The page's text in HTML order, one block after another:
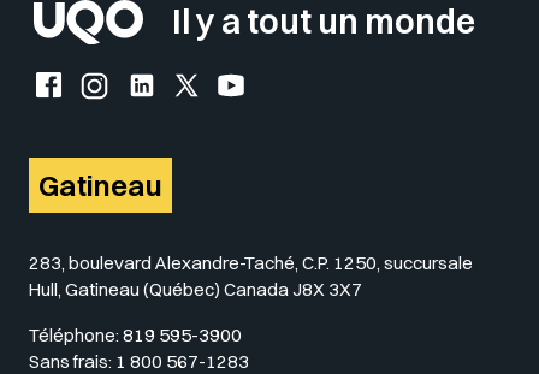
Il y a tout un monde
Facebook de l'UQO
Instagram de l'UQO
LinkedIn de l'UQO
X (Twitter) de l'UQO
YouTube de l'UQO
Gatineau
283, boulevard Alexandre-Taché, C.P. 1250, succursale
Hull, Gatineau (Québec) Canada J8X 3X7
Téléphone: 819 595-3900
Sans frais: 1 800 567-1283